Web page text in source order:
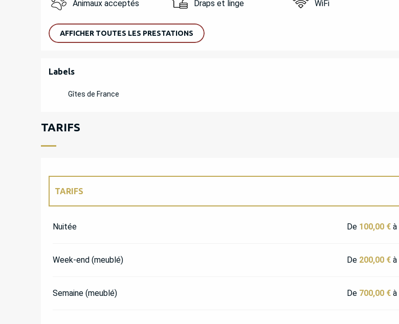
Animaux acceptés Draps et linge WiFi
AFFICHER TOUTES LES PRESTATIONS
OFFRES DE PRESTATIONS
Labels
Labels
Gîtes de France
TARIFS
TARIFS
Nuitée De 100,00 €à
Week-end (meublé) De 200,00 €à
Semaine (meublé) De 700,00 €à